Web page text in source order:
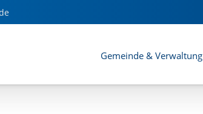
Gemeinde & Verwaltung